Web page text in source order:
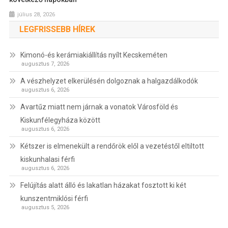
július 28, 2026
LEGFRISSEBB HÍREK
Kimonó-és kerámiakiállítás nyílt Kecskeméten
augusztus 7, 2026
A vészhelyzet elkerülésén dolgoznak a halgazdálkodók
augusztus 6, 2026
Avartűz miatt nem járnak a vonatok Városföld és
Kiskunfélegyháza között
augusztus 6, 2026
Kétszer is elmenekült a rendőrök elől a vezetéstől eltiltott
kiskunhalasi férfi
augusztus 6, 2026
Felújítás alatt álló és lakatlan házakat fosztott ki két
kunszentmiklósi férfi
augusztus 5, 2026